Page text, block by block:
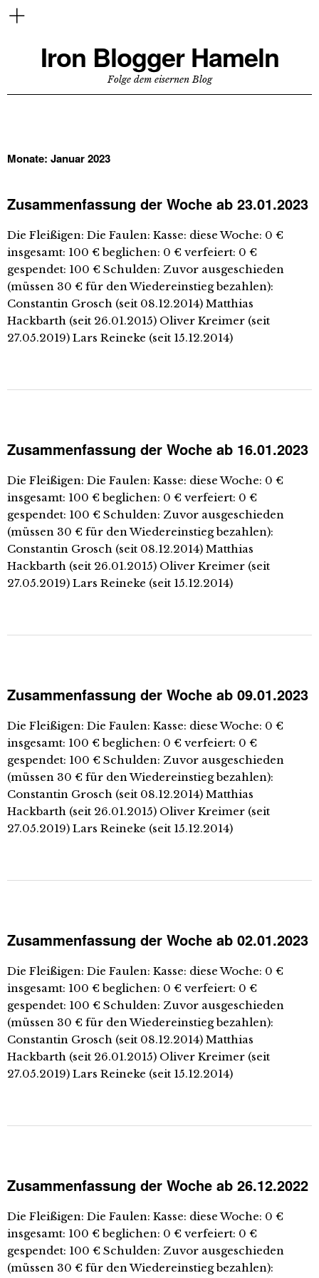
Iron Blogger Hameln
Folge dem eisernen Blog
Monate: Januar 2023
Zusammenfassung der Woche ab 23.01.2023
Die Fleißigen: Die Faulen: Kasse: diese Woche: 0 €
insgesamt: 100 € beglichen: 0 € verfeiert: 0 €
gespendet: 100 € Schulden: Zuvor ausgeschieden
(müssen 30 € für den Wiedereinstieg bezahlen):
Constantin Grosch (seit 08.12.2014) Matthias
Hackbarth (seit 26.01.2015) Oliver Kreimer (seit
27.05.2019) Lars Reineke (seit 15.12.2014)
Zusammenfassung der Woche ab 16.01.2023
Die Fleißigen: Die Faulen: Kasse: diese Woche: 0 €
insgesamt: 100 € beglichen: 0 € verfeiert: 0 €
gespendet: 100 € Schulden: Zuvor ausgeschieden
(müssen 30 € für den Wiedereinstieg bezahlen):
Constantin Grosch (seit 08.12.2014) Matthias
Hackbarth (seit 26.01.2015) Oliver Kreimer (seit
27.05.2019) Lars Reineke (seit 15.12.2014)
Zusammenfassung der Woche ab 09.01.2023
Die Fleißigen: Die Faulen: Kasse: diese Woche: 0 €
insgesamt: 100 € beglichen: 0 € verfeiert: 0 €
gespendet: 100 € Schulden: Zuvor ausgeschieden
(müssen 30 € für den Wiedereinstieg bezahlen):
Constantin Grosch (seit 08.12.2014) Matthias
Hackbarth (seit 26.01.2015) Oliver Kreimer (seit
27.05.2019) Lars Reineke (seit 15.12.2014)
Zusammenfassung der Woche ab 02.01.2023
Die Fleißigen: Die Faulen: Kasse: diese Woche: 0 €
insgesamt: 100 € beglichen: 0 € verfeiert: 0 €
gespendet: 100 € Schulden: Zuvor ausgeschieden
(müssen 30 € für den Wiedereinstieg bezahlen):
Constantin Grosch (seit 08.12.2014) Matthias
Hackbarth (seit 26.01.2015) Oliver Kreimer (seit
27.05.2019) Lars Reineke (seit 15.12.2014)
Zusammenfassung der Woche ab 26.12.2022
Die Fleißigen: Die Faulen: Kasse: diese Woche: 0 €
insgesamt: 100 € beglichen: 0 € verfeiert: 0 €
gespendet: 100 € Schulden: Zuvor ausgeschieden
(müssen 30 € für den Wiedereinstieg bezahlen):